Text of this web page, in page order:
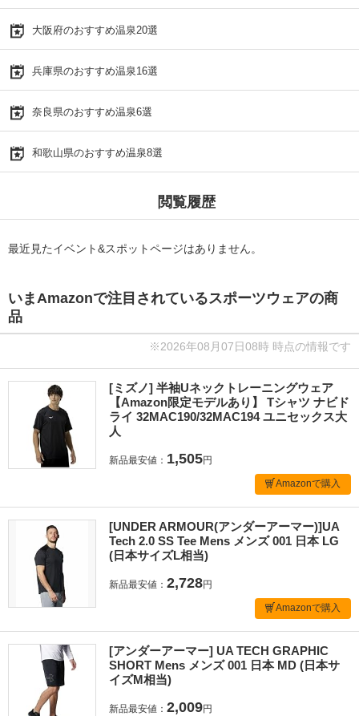
大阪府のおすすめ温泉20選
兵庫県のおすすめ温泉16選
奈良県のおすすめ温泉6選
和歌山県のおすすめ温泉8選
閲覧履歴
最近見たイベント&スポットページはありません。
いまAmazonで注目されているスポーツウェアの商
品
※2026年08月07日08時 時点の情報です
[ミズノ] 半袖Uネックトレーニングウェア
【Amazon限定モデルあり】 Tシャツ ナビド
ライ 32MAC190/32MAC194 ユニセックス大
人
新品最安値： 1,505円
Amazonで購入
[UNDER ARMOUR(アンダーアーマー)]UA
Tech 2.0 SS Tee Mens メンズ 001 日本 LG
(日本サイズL相当)
新品最安値： 2,728円
Amazonで購入
[アンダーアーマー] UA TECH GRAPHIC
SHORT Mens メンズ 001 日本 MD (日本サ
イズM相当)
新品最安値： 2,009円